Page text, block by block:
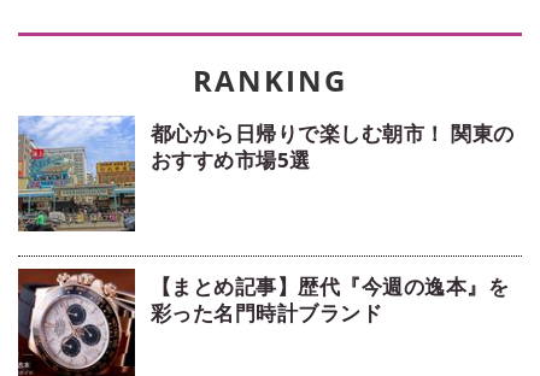
都心から日帰りで楽しむ朝市！ 関東の
おすすめ市場5選
【まとめ記事】歴代『今週の逸本』を
彩った名門時計ブランド